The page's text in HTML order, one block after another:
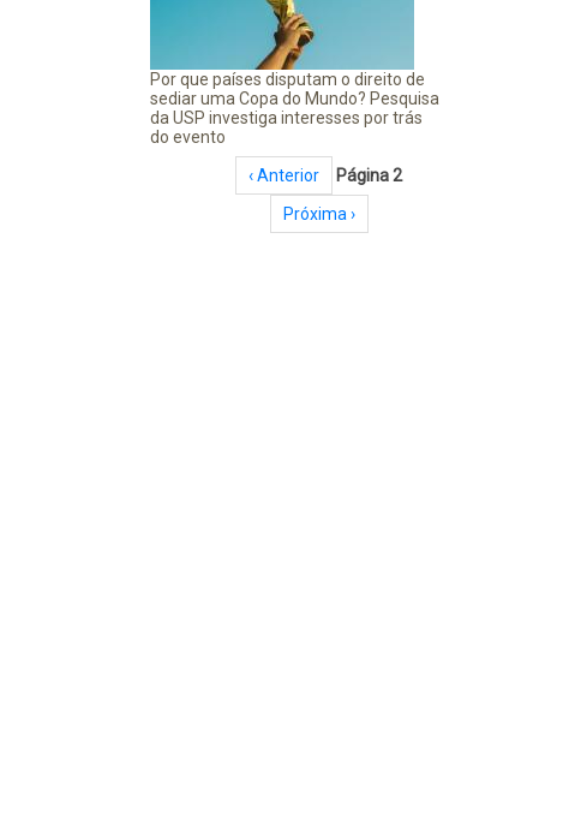
Por que países disputam o direito de
sediar uma Copa do Mundo? Pesquisa
da USP investiga interesses por trás
do evento
PaginaçãoPágina anterior
‹ Anterior
Página 2
Próxima página
Próxima ›